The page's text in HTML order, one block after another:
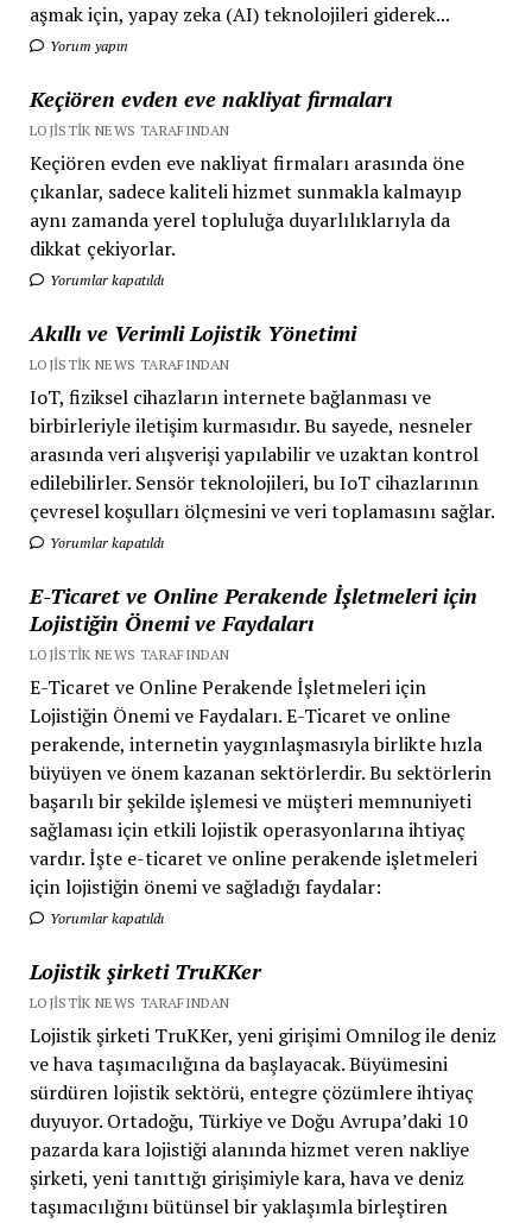
aşmak için, yapay zeka (AI) teknolojileri giderek...
Yorum yapın
Keçiören evden eve nakliyat firmaları
LOJISTIK NEWS TARAFINDAN
Keçiören evden eve nakliyat firmaları arasında öne
çıkanlar, sadece kaliteli hizmet sunmakla kalmayıp
aynı zamanda yerel topluluğa duyarlılıklarıyla da
dikkat çekiyorlar.
Yorumlar kapatıldı
Akıllı ve Verimli Lojistik Yönetimi
LOJISTIK NEWS TARAFINDAN
IoT, fiziksel cihazların internete bağlanması ve
birbirleriyle iletişim kurmasıdır. Bu sayede, nesneler
arasında veri alışverişi yapılabilir ve uzaktan kontrol
edilebilirler. Sensör teknolojileri, bu IoT cihazlarının
çevresel koşulları ölçmesini ve veri toplamasını sağlar.
Yorumlar kapatıldı
E-Ticaret ve Online Perakende İşletmeleri için
Lojistiğin Önemi ve Faydaları
LOJISTIK NEWS TARAFINDAN
E-Ticaret ve Online Perakende İşletmeleri için
Lojistiğin Önemi ve Faydaları. E-Ticaret ve online
perakende, internetin yaygınlaşmasıyla birlikte hızla
büyüyen ve önem kazanan sektörlerdir. Bu sektörlerin
başarılı bir şekilde işlemesi ve müşteri memnuniyeti
sağlaması için etkili lojistik operasyonlarına ihtiyaç
vardır. İşte e-ticaret ve online perakende işletmeleri
için lojistiğin önemi ve sağladığı faydalar:
Yorumlar kapatıldı
Lojistik şirketi TruKKer
LOJISTIK NEWS TARAFINDAN
Lojistik şirketi TruKKer, yeni girişimi Omnilog ile deniz
ve hava taşımacılığına da başlayacak. Büyümesini
sürdüren lojistik sektörü, entegre çözümlere ihtiyaç
duyuyor. Ortadoğu, Türkiye ve Doğu Avrupa’daki 10
pazarda kara lojistiği alanında hizmet veren nakliye
şirketi, yeni tanıttığı girişimiyle kara, hava ve deniz
taşımacılığını bütünsel bir yaklaşımla birleştiren